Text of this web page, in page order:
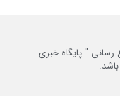
رسانی " پایگاه خبری